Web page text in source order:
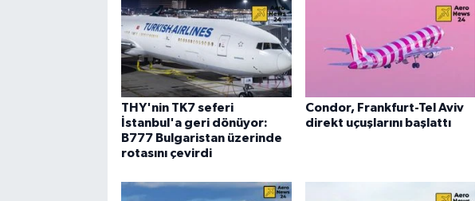
THY'nin TK7 seferi
İstanbul'a geri dönüyor:
B777 Bulgaristan üzerinde
rotasını çevirdi
Condor, Frankfurt-Tel Aviv
direkt uçuşlarını başlattı